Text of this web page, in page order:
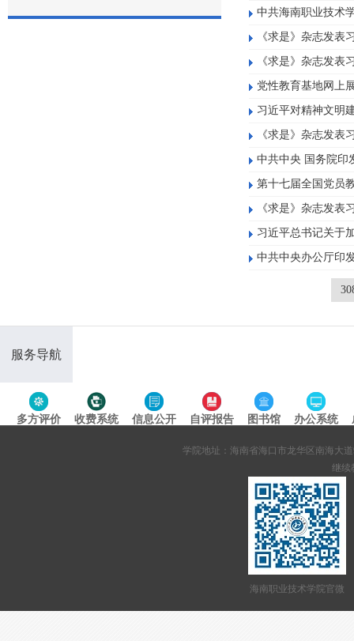
中共海南职业技术
《求是》杂志发表
《求是》杂志发表
党性教育基地网上
习近平对精神文明
《求是》杂志发表
中共中央 国务院印
第十七届全国党员
《求是》杂志发表
习近平总书记关于
中共中央办公厅印
服务导航
多方评价 收费系统 信息公开 自评报告 图书馆 办公系统
学院地址：海南省海口市龙华区南海大道
继续
海南职业技术学院官微